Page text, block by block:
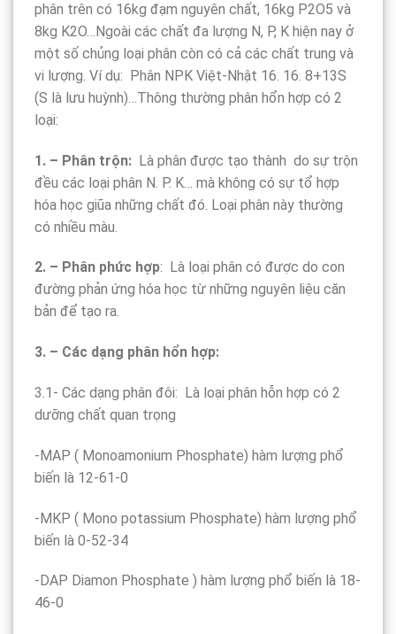
phân trên có 16kg đạm nguyên chất, 16kg P2O5 và
8kg K2O…Ngoài các chất đa lượng N, P, K hiện nay ở
một số chủng loại phân còn có cả các chất trung và
vi lượng. Ví dụ: Phân NPK Việt-Nhật 16. 16. 8+13S
(S là lưu huỳnh)…Thông thường phân hổn hợp có 2
loại:
1. – Phân trộn: Là phân được tạo thành do sự trộn
đều các loại phân N. P. K… mà không có sự tổ hợp
hóa học giũa những chất đó. Loại phân này thường
có nhiều màu.
2. – Phân phức hợp: Là loại phân có được do con
đường phản ứng hóa học từ những nguyên liệu căn
bản để tạo ra.
3. – Các dạng phân hổn hợp:
3.1- Các dạng phân đôi: Là loại phân hỗn hợp có 2
dưỡng chất quan trọng
-MAP ( Monoamonium Phosphate) hàm lượng phổ
biến là 12-61-0
-MKP ( Mono potassium Phosphate) hàm lượng phổ
biến là 0-52-34
-DAP Diamon Phosphate ) hàm lượng phổ biến là 18-
46-0